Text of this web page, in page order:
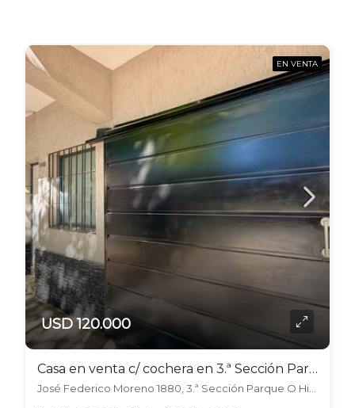
EN VENTA
USD 120.000
Casa en venta c/ cochera en 3.ª Sección Parque O Higgins
José Federico Moreno 1880, 3.ª Sección Parque O Higgins, Mendoza